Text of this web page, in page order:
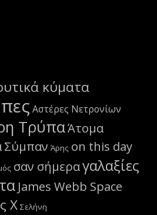
κύματα
Αστέρες Νετρονίων
ΤρύπαΆτομα
Σύμπαν Άρης on this day
σαν σήμεραγαλαξίες
James Webb Space
Χ Σελήνη